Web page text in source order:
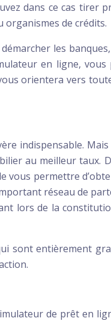
dans ce cas tirer
de crédits.
les
en ligne,
orientera vers
indispensable.
au meilleur taux.
permettre
réseau de
lors de la
sont entièrement
de prêt en